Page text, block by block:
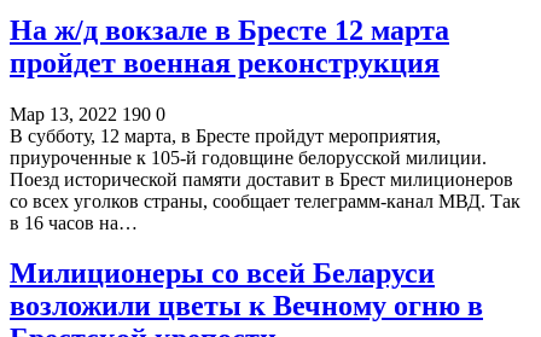
На ж/д вокзале в Бресте 12 марта
пройдет военная реконструкция
Мар 13, 2022 190 0
В субботу, 12 марта, в Бресте пройдут мероприятия,
приуроченные к 105-й годовщине белорусской милиции.
Поезд исторической памяти доставит в Брест милиционеров
со всех уголков страны, сообщает телеграмм-канал МВД. Так
в 16 часов на…
Милиционеры со всей Беларуси
возложили цветы к Вечному огню в